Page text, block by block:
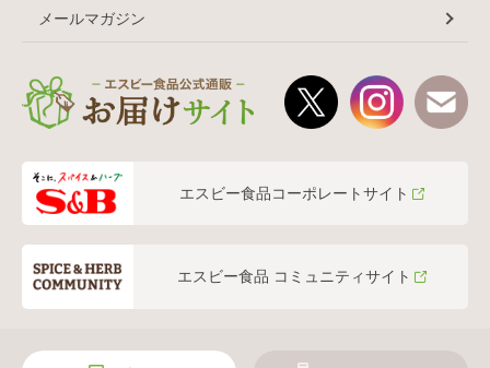
メールマガジン
エスビー食品コーポレートサイト
エスビー食品 コミュニティサイト